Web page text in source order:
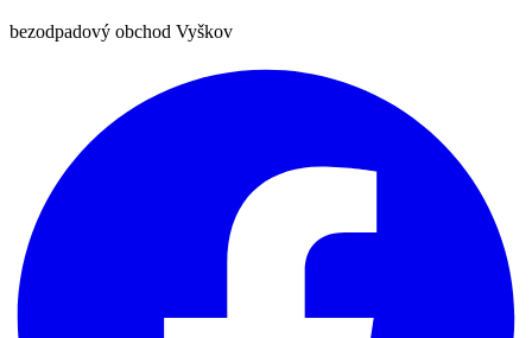
bezodpadový obchod Vyškov